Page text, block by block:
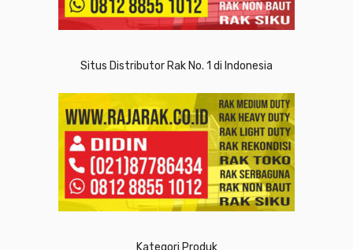
Situs Distributor Rak No. 1 di Indonesia
Kategori Produk